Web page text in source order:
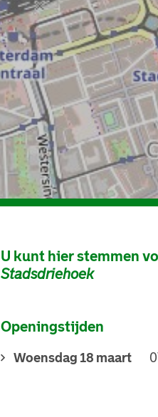
U kunt hier stemmen
Stadsdriehoek
Openingstijden
Woensdag 18 maart